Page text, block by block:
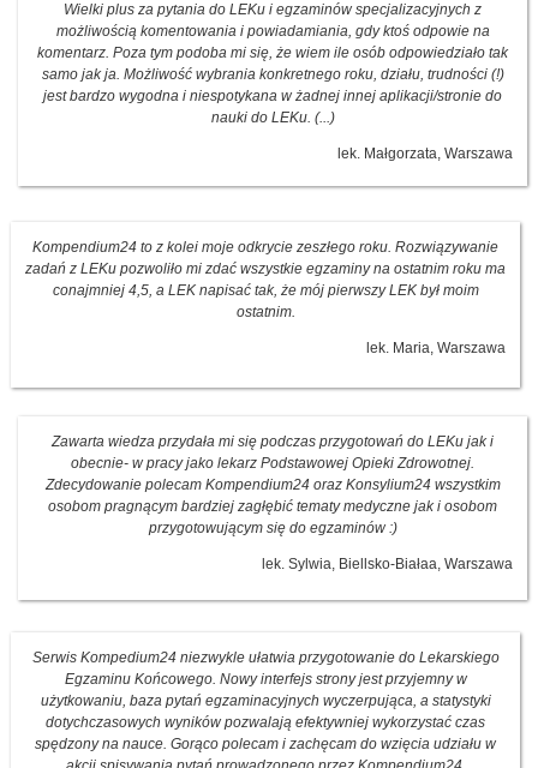
Wielki plus za pytania do LEKu i egzaminów specjalizacyjnych z
możliwością komentowania i powiadamiania, gdy ktoś odpowie na
komentarz. Poza tym podoba mi się, że wiem ile osób odpowiedziało tak
samo jak ja. Możliwość wybrania konkretnego roku, działu, trudności (!)
jest bardzo wygodna i niespotykana w żadnej innej aplikacji/stronie do
nauki do LEKu. (...)
lek. Małgorzata, Warszawa
Kompendium24 to z kolei moje odkrycie zeszłego roku. Rozwiązywanie
zadań z LEKu pozwoliło mi zdać wszystkie egzaminy na ostatnim roku ma
conajmniej 4,5, a LEK napisać tak, że mój pierwszy LEK był moim
ostatnim.
lek. Maria, Warszawa
Zawarta wiedza przydała mi się podczas przygotowań do LEKu jak i
obecnie- w pracy jako lekarz Podstawowej Opieki Zdrowotnej.
Zdecydowanie polecam Kompendium24 oraz Konsylium24 wszystkim
osobom pragnącym bardziej zagłębić tematy medyczne jak i osobom
przygotowującym się do egzaminów :)
lek. Sylwia, Biellsko-Białaa, Warszawa
Serwis Kompedium24 niezwykle ułatwia przygotowanie do Lekarskiego
Egzaminu Końcowego. Nowy interfejs strony jest przyjemny w
użytkowaniu, baza pytań egzaminacyjnych wyczerpująca, a statystyki
dotychczasowych wyników pozwalają efektywniej wykorzystać czas
spędzony na nauce. Gorąco polecam i zachęcam do wzięcia udziału w